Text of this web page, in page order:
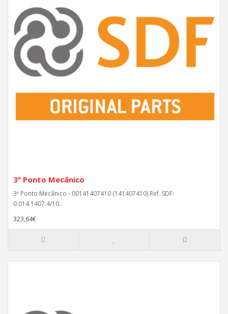
3º Ponto Mecânico
3º Ponto Mecânico - 00141407410 (141407410) Ref. SDF:
0.014.1407.4/10..
323,64€